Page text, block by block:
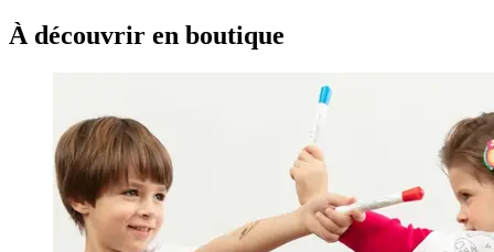
À découvrir en boutique